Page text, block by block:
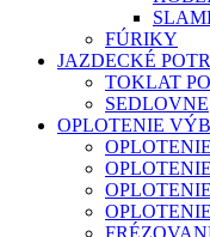
FÚRIKY
JAZDECKÉ
TOKLAT
SEDLOVNE
OPLOTENIE